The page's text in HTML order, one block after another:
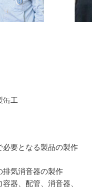
缶工
要となる製品の製作
気消音器の製作
器、配管、消音器、